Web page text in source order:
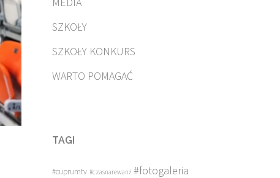
SZKOŁY
SZKOŁY KONKURS
WARTO POMAGAĆ
TAGI
#cuprumtv #czasnarewanż #fotogaleria